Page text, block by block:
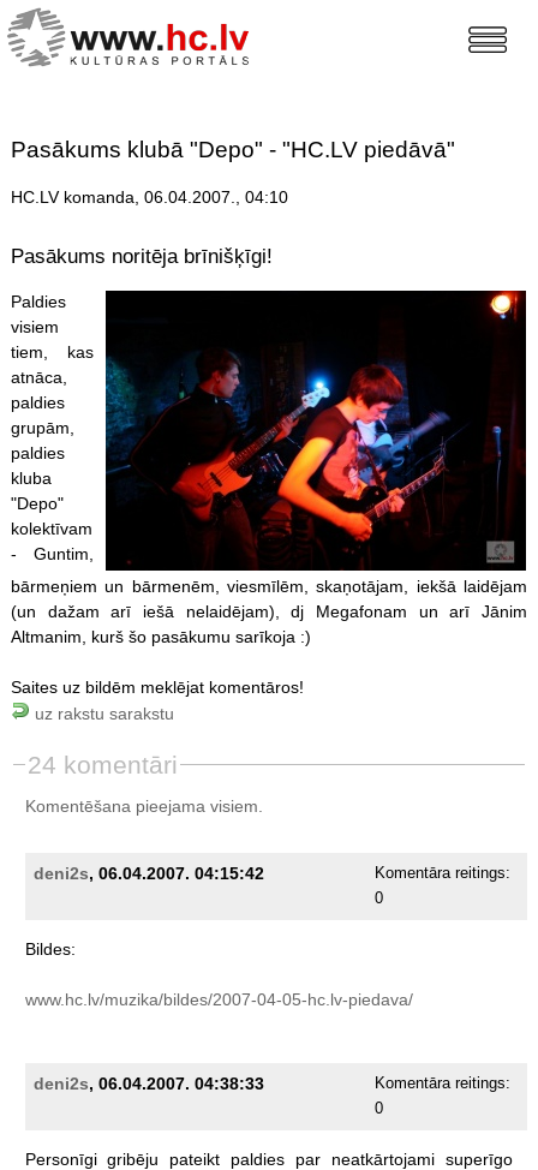
Pasākums klubā "Depo" - "HC.LV piedāvā"
HC.LV komanda, 06.04.2007., 04:10
Pasākums noritēja brīnišķīgi!
Paldies
visiem
tiem, kas
atnāca,
paldies
grupām,
paldies
kluba
"Depo"
kolektīvam
- Guntim,
bārmeņiem un bārmenēm, viesmīlēm, skaņotājam, iekšā laidējam
(un dažam arī iešā nelaidējam), dj Megafonam un arī Jānim
Altmanim, kurš šo pasākumu sarīkoja :)
Saites uz bildēm meklējat komentāros!
uz rakstu sarakstu
24 komentāri
Komentēšana pieejama visiem.
deni2s, 06.04.2007. 04:15:42
Komentāra reitings:
0
Bildes:
www.hc.lv/muzika/bildes/2007-04-05-hc.lv-piedava/
deni2s, 06.04.2007. 04:38:33
Komentāra reitings:
0
Personīgi gribēju pateikt paldies par neatkārtojami superīgo